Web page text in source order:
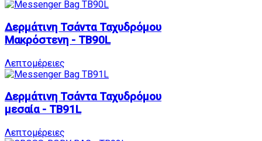
Δερμάτινη Τσάντα Ταχυδρόμου
Μακρόστενη - TB90L
Λεπτομέρειες
Δερμάτινη Τσάντα Ταχυδρόμου
μεσαία - TB91L
Λεπτομέρειες